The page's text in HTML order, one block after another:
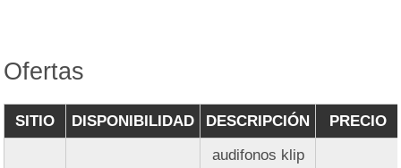
Ofertas
SITIO DISPONIBILIDAD DESCRIPCIÓN PRECIO
audifonos klip